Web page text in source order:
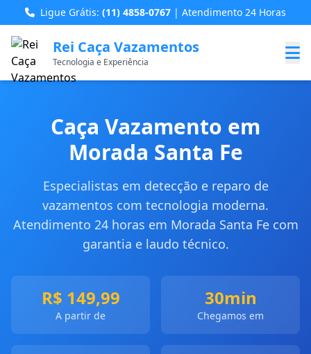
Ligue Grátis: (11) 4858-0767 | Atendimento 24 Horas
Rei Caça Vazamentos
Tecnologia e Experiência
Caça Vazamento em
Morada Santa Fe
Especialistas em detecção e reparo de
vazamentos com tecnologia moderna.
Atendimento 24 horas em Morada Santa Fe com
garantia e laudo técnico.
R$ 149,99
A partir de
30min
Chegamos em